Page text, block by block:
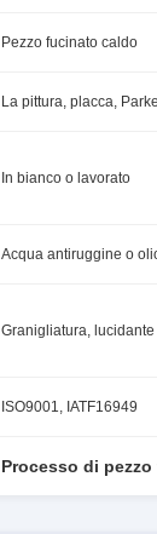
Pezzo fucinato caldo
La pittura, placca,
In bianco o lavorato
Acqua antiruggine o
Granigliatura, lucidante
ISO9001, IATF16949
Processo di